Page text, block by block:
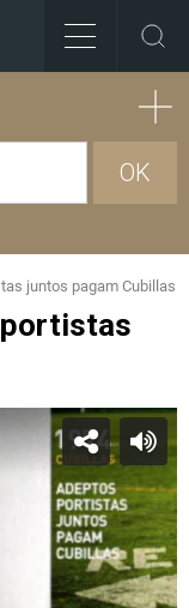
OK
juntos pagam Cubillas